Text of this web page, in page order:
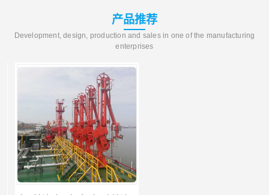
产品推荐
Development, design, production and sales in one of the manufacturing
enterprises